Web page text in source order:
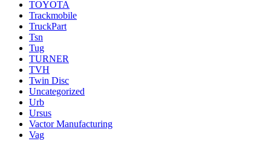
TOYOTA
Trackmobile
TruckPart
Tsn
Tug
TURNER
TVH
Twin Disc
Uncategorized
Urb
Ursus
Vactor Manufacturing
Vag